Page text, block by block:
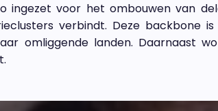
ingezet voor het ombouwen van
verbindt. Deze
omliggende landen. Daarnaast